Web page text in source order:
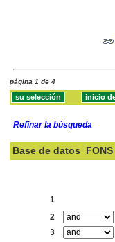
página 1 de 4
Refinar la búsqueda
Base de datos
1
2
3